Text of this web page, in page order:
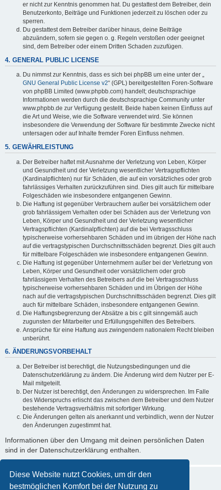
Diese Website nutzt Cookies, um dir den
bestmöglichen Komfort bei der Nutzung zu
er nicht zur Kenntnis genommen hat. Du gestattest dem Betreiber, dein
Benutzerkonto, Beiträge und Funktionen jederzeit zu löschen oder zu
sperren.
Du gestattest dem Betreiber darüber hinaus, deine Beiträge
abzuändern, sofern sie gegen o. g. Regeln verstoßen oder geeignet
sind, dem Betreiber oder einem Dritten Schaden zuzufügen.
4. GENERAL PUBLIC LICENSE
Du nimmst zur Kenntnis, dass es sich bei phpBB um eine unter der „
GNU General Public License v2“ (GPL) bereitgestellten Foren-Software
von phpBB Limited (www.phpbb.com) handelt; deutschsprachige
Informationen werden durch die deutschsprachige Community unter
www.phpbb.de zur Verfügung gestellt. Beide haben keinen Einfluss auf
die Art und Weise, wie die Software verwendet wird. Sie können
insbesondere die Verwendung der Software für bestimmte Zwecke nicht
untersagen oder auf Inhalte fremder Foren Einfluss nehmen.
5. GEWÄHRLEISTUNG
Der Betreiber haftet mit Ausnahme der Verletzung von Leben, Körper
und Gesundheit und der Verletzung wesentlicher Vertragspflichten
(Kardinalpflichten) nur für Schäden, die auf ein vorsätzliches oder grob
fahrlässiges Verhalten zurückzuführen sind. Dies gilt auch für mittelbare
Folgeschäden wie insbesondere entgangenen Gewinn.
Die Haftung ist gegenüber Verbrauchern außer bei vorsätzlichem oder
grob fahrlässigem Verhalten oder bei Schäden aus der Verletzung von
Leben, Körper und Gesundheit und der Verletzung wesentlicher
Vertragspflichten (Kardinalpflichten) auf die bei Vertragsschluss
typischerweise vorhersehbaren Schäden und im übrigen der Höhe nach
auf die vertragstypischen Durchschnittsschäden begrenzt. Dies gilt auch
für mittelbare Folgeschäden wie insbesondere entgangenen Gewinn.
Die Haftung ist gegenüber Unternehmern außer bei der Verletzung von
Leben, Körper und Gesundheit oder vorsätzlichem oder grob
fahrlässigem Verhalten des Betreibers auf die bei Vertragsschluss
typischerweise vorhersehbaren Schäden und im Übrigen der Höhe
nach auf die vertragstypischen Durchschnittsschäden begrenzt. Dies gilt
auch für mittelbare Schäden, insbesondere entgangenen Gewinn.
Die Haftungsbegrenzung der Absätze a bis c gilt sinngemäß auch
zugunsten der Mitarbeiter und Erfüllungsgehilfen des Betreibers.
Ansprüche für eine Haftung aus zwingendem nationalem Recht bleiben
unberührt.
6. ÄNDERUNGSVORBEHALT
Der Betreiber ist berechtigt, die Nutzungsbedingungen und die
Datenschutzerklärung zu ändern. Die Änderung wird dem Nutzer per E-
Mail mitgeteilt.
Der Nutzer ist berechtigt, den Änderungen zu widersprechen. Im Falle
des Widerspruchs erlischt das zwischen dem Betreiber und dem Nutzer
bestehende Vertragsverhältnis mit sofortiger Wirkung.
Die Änderungen gelten als anerkannt und verbindlich, wenn der Nutzer
den Änderungen zugestimmt hat.
Informationen über den Umgang mit deinen persönlichen Daten
sind in der Datenschutzerklärung enthalten.